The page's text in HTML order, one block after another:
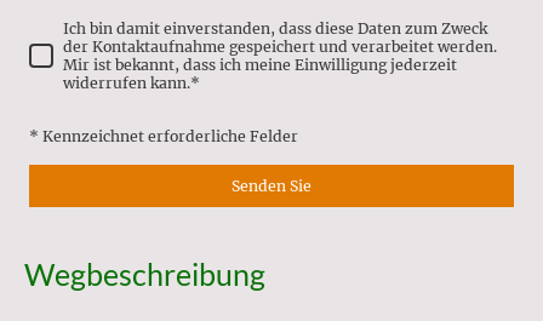
Ich bin damit einverstanden, dass diese Daten zum Zweck
der Kontaktaufnahme gespeichert und verarbeitet werden.
Mir ist bekannt, dass ich meine Einwilligung jederzeit
widerrufen kann.*
* Kennzeichnet erforderliche Felder
Senden Sie
Wegbeschreibung